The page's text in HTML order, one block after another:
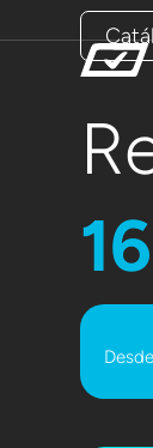
to
content
Desde